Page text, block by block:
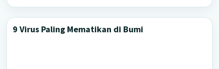
9 Virus Paling Mematikan di Bumi